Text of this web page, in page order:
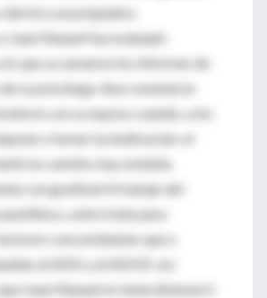
derivó a un psiquiatra
Juan Manuel fue evaluado
lo que se sumaron los informes de
su psicóloga. Ana comenta la
con su esposo cuando, a los
a tomar la medicación, el
un cambio muy notable.
con gratitud el trabajo del
sobre todo para
concomitantes que a
al ADD y al ADHD: así
Juan Manuel no tenía dislexia ni